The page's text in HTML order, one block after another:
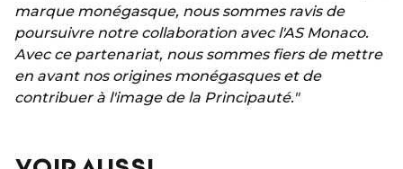
marque monégasque, nous sommes ravis de
poursuivre notre collaboration avec l'AS Monaco.
Avec ce partenariat, nous sommes fiers de mettre
en avant nos origines monégasques et de
contribuer à l'image de la Principauté."